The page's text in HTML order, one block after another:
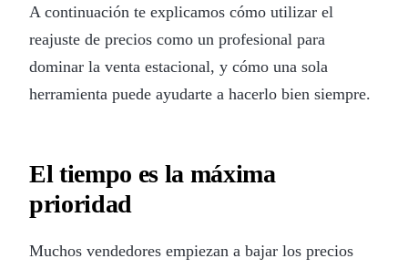
A continuación te explicamos cómo utilizar el
reajuste de precios como un profesional para
dominar la venta estacional, y cómo una sola
herramienta puede ayudarte a hacerlo bien siempre.
El tiempo es la máxima
prioridad
Muchos vendedores empiezan a bajar los precios